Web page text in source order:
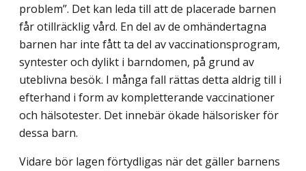
problem”. Det kan leda till att de placerade barnen
får otillräcklig vård. En del av de omhändertagna
barnen har inte fått ta del av vaccinationsprogram,
syntester och dylikt i barndomen, på grund av
uteblivna besök. I många fall rättas detta aldrig till i
efterhand i form av kompletterande vaccinationer
och hälsotester. Det innebär ökade hälsorisker för
dessa barn.
Vidare bör lagen förtydligas när det gäller barnens